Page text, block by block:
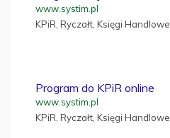
www.systim.pl
KPiR, Ryczałt, Księgi Handlowe
Program do KPiR online
www.systim.pl
KPiR, Ryczałt, Księgi Handlowe